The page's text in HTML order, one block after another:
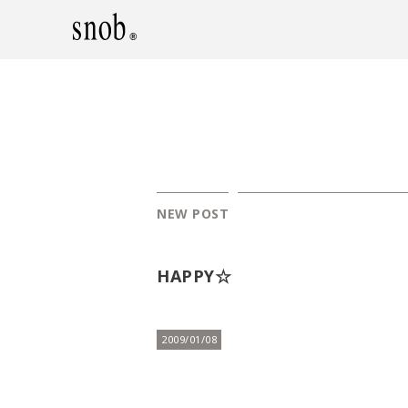
NEW POST
HAPPY☆
2009/01/08